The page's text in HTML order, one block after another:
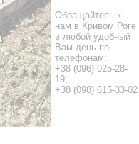
Обращайтесь к
нам в Кривом Роге
в любой удобный
Вам день по
телефонам:
+38 (096) 025-28-
19;
+38 (098) 615-33-02